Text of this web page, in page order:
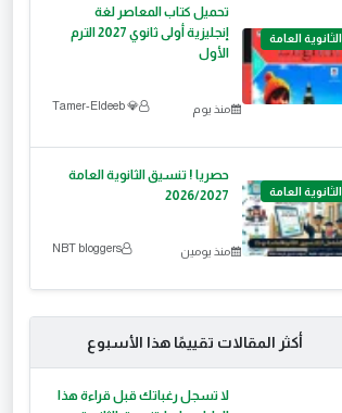
الثانوية العامة
تحميل كتاب المعاصر لغة
إنجليزية أولى ثانوي 2027 الترم
الأول
منذ يوم 💎 Tamer-Eldeeb
الثانوية العامة
حصريا ! تنسيق الثانوية العامة
2026/2027
منذ يومين NBT bloggers
أكثر المقالات تقييمًا هذا الأسبوع
لا تسجل رغباتك قبل قراءة هذا